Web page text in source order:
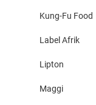
Kung-Fu Food
Label Afrik
Lipton
Maggi